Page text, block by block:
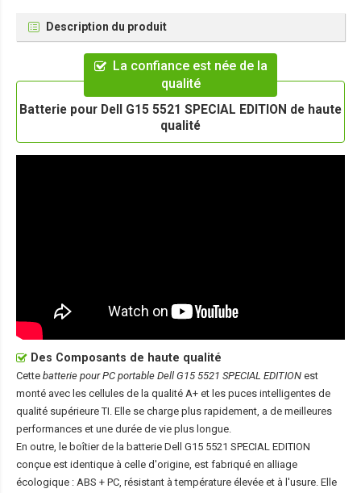
Description du produit
La confiance est née de la
qualité
Batterie pour Dell G15 5521 SPECIAL EDITION de haute
qualité
Des Composants de haute qualité
Cette batterie pour PC portable Dell G15 5521 SPECIAL EDITION est
monté avec les cellules de la qualité A+ et les puces intelligentes de
qualité supérieure TI. Elle se charge plus rapidement, a de meilleures
performances et une durée de vie plus longue.
En outre, le boîtier de la batterie Dell G15 5521 SPECIAL EDITION
conçue est identique à celle d'origine, est fabriqué en alliage
écologique : ABS + PC, résistant à température élevée et à l'usure. Elle